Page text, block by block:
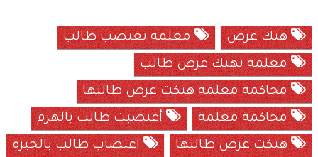
هتك عرض
معلمة تغتصب طالب
معلمة تهتك عرض طالب
محاكمة معلمة هتكت عرض طالبها
محاكمة معلمة
أغتصبت طالب بالهرم
هتكت عرض طالبها
اغتصاب طالب بالجيزة